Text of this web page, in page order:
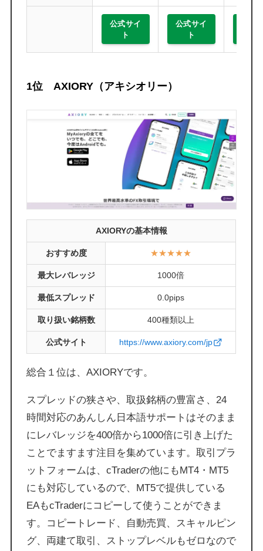
公式サイ
ト
公式サイ
ト
1位 AXIORY（アキシオリー）
AXIORYの基本情報
おすすめ度 ★★★★★
最大レバレッジ 1000倍
最低スプレッド 0.0pips
取り扱い銘柄数 400種類以上
公式サイト https://www.axiory.com/jp
総合１位は、AXIORYです。
スプレッドの狭さや、取扱銘柄の豊富さ、24
時間対応のあんしん日本語サポートはそのまま
にレバレッジを400倍から1000倍に引き上げた
ことでますます注目を集めています。取引プラ
ットフォームは、cTraderの他にもMT4・MT5
にも対応しているので、MT5で提供している
EAもcTraderにコピーして使うことができま
す。コピートレード、自動売買、スキャルピン
グ、両建て取引、ストップレベルもゼロなので